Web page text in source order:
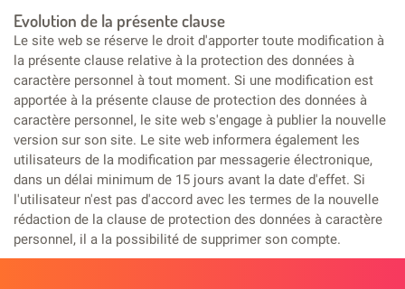
Evolution de la présente clause
Le site web se réserve le droit d'apporter toute modification à
la présente clause relative à la protection des données à
caractère personnel à tout moment. Si une modification est
apportée à la présente clause de protection des données à
caractère personnel, le site web s'engage à publier la nouvelle
version sur son site. Le site web informera également les
utilisateurs de la modification par messagerie électronique,
dans un délai minimum de 15 jours avant la date d'effet. Si
l'utilisateur n'est pas d'accord avec les termes de la nouvelle
rédaction de la clause de protection des données à caractère
personnel, il a la possibilité de supprimer son compte.